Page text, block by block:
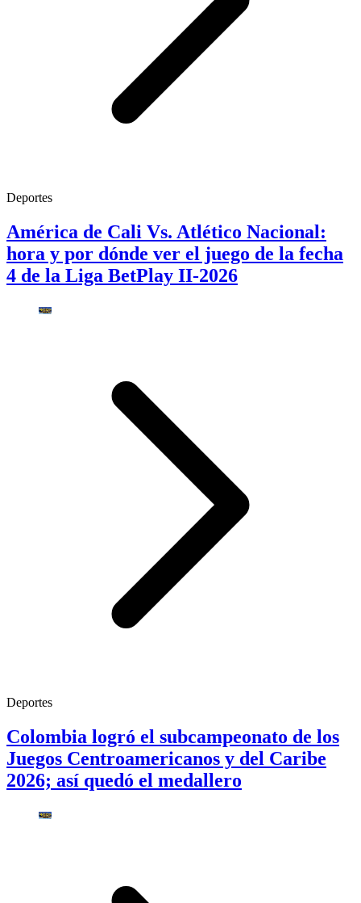
Deportes
América de Cali Vs. Atlético Nacional:
hora y por dónde ver el juego de la fecha
4 de la Liga BetPlay II-2026
Deportes
Colombia logró el subcampeonato de los
Juegos Centroamericanos y del Caribe
2026; así quedó el medallero